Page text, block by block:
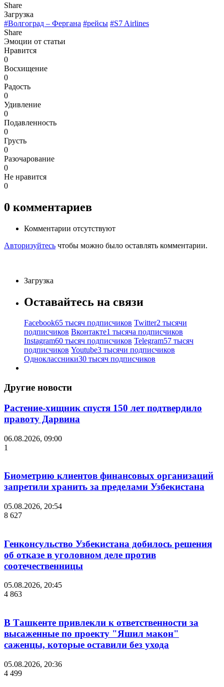
Share
Загрузка
#Волгоград – Фергана #рейсы #S7 Airlines
Share
Эмоции от статьи
Нравится
0
Восхищение
0
Радость
0
Удивление
0
Подавленность
0
Грусть
0
Разочарование
0
Не нравится
0
0 комментариев
Комментарии отсутствуют
Авторизуйтесь чтобы можно было оставлять комментарии.
Загрузка
Оставайтесь на связи
Facebook65 тысяч подписчиков Twitter2 тысячи
подписчиков Вконтакте1 тысяча подписчиков
Instagram60 тысяч подписчиков Telegram57 тысяч
подписчиков Youtube3 тысячи подписчиков
Одноклассники30 тысяч подписчиков
Другие новости
Растение-хищник спустя 150 лет подтвердило
правоту Дарвина
06.08.2026, 09:00
1
Биометрию клиентов финансовых организаций
запретили хранить за пределами Узбекистана
05.08.2026, 20:54
8 627
Генконсульство Узбекистана добилось решения
об отказе в уголовном деле против
соотечественницы
05.08.2026, 20:45
4 863
В Ташкенте привлекли к ответственности за
высаженные по проекту "Яшил макон"
саженцы, которые оставили без ухода
05.08.2026, 20:36
4 499